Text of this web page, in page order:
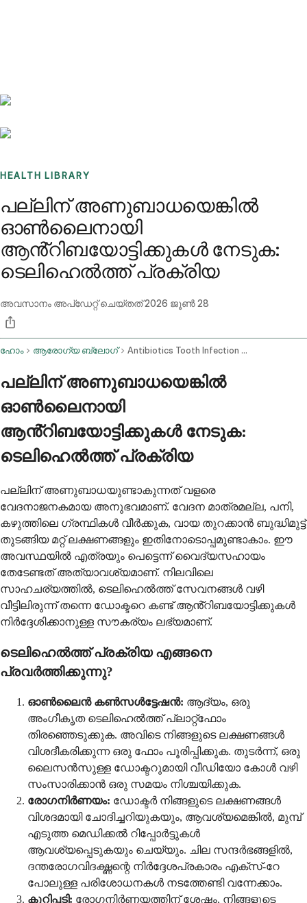
HEALTH LIBRARY
പല്ലിന് അണുബാധയെങ്കിൽ
ഓൺ‌ലൈനായി
ആൻ്റിബയോട്ടിക്കുകൾ നേടുക:
ടെലിഹെൽത്ത് പ്രക്രിയ
അവസാനം അപ്ഡേറ്റ് ചെയ്തത്2026 ജൂൺ 28
ഹോം ആരോഗ്യ ബ്ലോഗ് Antibiotics Tooth Infection Online
പല്ലിന് അണുബാധയെങ്കിൽ
ഓൺ‌ലൈനായി
ആൻ്റിബയോട്ടിക്കുകൾ നേടുക:
ടെലിഹെൽത്ത് പ്രക്രിയ
പല്ലിന് അണുബാധയുണ്ടാകുന്നത് വളരെ
വേദനാജനകമായ അനുഭവമാണ്. വേദന മാത്രമല്ല, പനി,
കഴുത്തിലെ ഗ്രന്ഥികൾ വീർക്കുക, വായ തുറക്കാൻ ബുദ്ധിമുട്ട്
തുടങ്ങിയ മറ്റ് ലക്ഷണങ്ങളും ഇതിനോടൊപ്പമുണ്ടാകാം. ഈ
അവസ്ഥയിൽ എത്രയും പെട്ടെന്ന് വൈദ്യസഹായം
തേടേണ്ടത് അത്യാവശ്യമാണ്. നിലവിലെ
സാഹചര്യത്തിൽ, ടെലിഹെൽത്ത് സേവനങ്ങൾ വഴി
വീട്ടിലിരുന്ന് തന്നെ ഡോക്ടറെ കണ്ട് ആൻ്റിബയോട്ടിക്കുകൾ
നിർദ്ദേശിക്കാനുള്ള സൗകര്യം ലഭ്യമാണ്.
ടെലിഹെൽത്ത് പ്രക്രിയ എങ്ങനെ
പ്രവർത്തിക്കുന്നു?
ഓൺലൈൻ കൺസൾട്ടേഷൻ: ആദ്യം, ഒരു
അംഗീകൃത ടെലിഹെൽത്ത് പ്ലാറ്റ്‌ഫോം
തിരഞ്ഞെടുക്കുക. അവിടെ നിങ്ങളുടെ ലക്ഷണങ്ങൾ
വിശദീകരിക്കുന്ന ഒരു ഫോം പൂരിപ്പിക്കുക. തുടർന്ന്, ഒരു
ലൈസൻസുള്ള ഡോക്ടറുമായി വീഡിയോ കോൾ വഴി
സംസാരിക്കാൻ ഒരു സമയം നിശ്ചയിക്കുക.
രോഗനിർണയം: ഡോക്ടർ നിങ്ങളുടെ ലക്ഷണങ്ങൾ
വിശദമായി ചോദിച്ചറിയുകയും, ആവശ്യമെങ്കിൽ, മുമ്പ്
എടുത്ത മെഡിക്കൽ റിപ്പോർട്ടുകൾ
ആവശ്യപ്പെടുകയും ചെയ്യും. ചില സന്ദർഭങ്ങളിൽ,
ദന്തരോഗവിദഗ്ദ്ധന്റെ നിർദ്ദേശപ്രകാരം എക്സ്-റേ
പോലുള്ള പരിശോധനകൾ നടത്തേണ്ടി വന്നേക്കാം.
കുറിപ്പടി: രോഗനിർണയത്തിന് ശേഷം, നിങ്ങളുടെ